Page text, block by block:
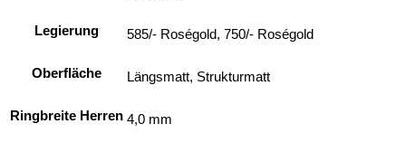
Legierung 585/- Roségold, 750/- Roségold
Oberfläche Längsmatt, Strukturmatt
Ringbreite Herren 4,0 mm